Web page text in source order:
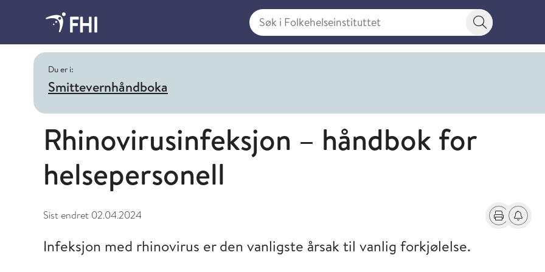
Søk i Folkehelseinstituttet
Søkeknapp
Du er i:
Smittevernhåndboka
Rhinovirusinfeksjon – håndbok for
helsepersonell
Sist endret 02.04.2024 Skriv ut
Få
Infeksjon med rhinovirus er den vanligste årsak til vanlig forkjølelse.